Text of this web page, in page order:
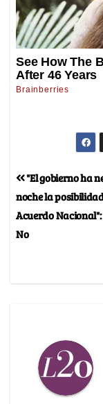
"El gobierno ha
noche la
Acuerdo
No